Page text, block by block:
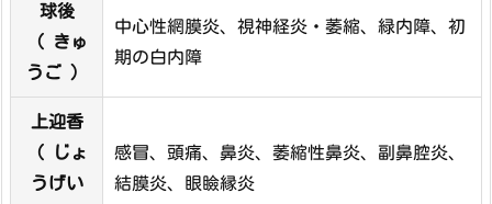
球後
（ きゅ
うご ）
中心性網膜炎、視神経炎・萎縮、緑内障、初
期の白内障
上迎香
（ じょ
うげい
感冒、頭痛、鼻炎、萎縮性鼻炎、副鼻腔炎、
結膜炎、眼瞼縁炎